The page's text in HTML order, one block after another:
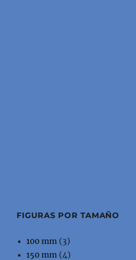
FIGURAS POR TAMAÑO
100 mm (3)
150 mm (4)